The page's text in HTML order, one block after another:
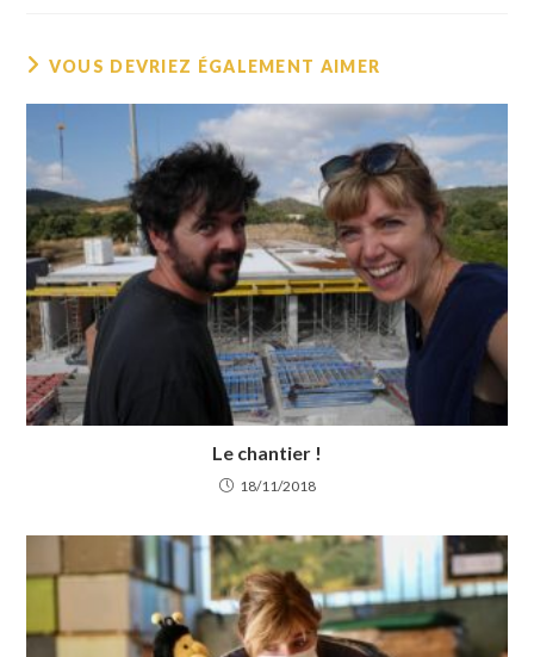
VOUS DEVRIEZ ÉGALEMENT AIMER
Le chantier !
18/11/2018